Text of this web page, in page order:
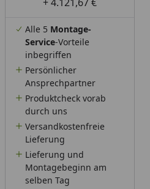
Alle 5 Montage-
Service-Vorteile
inbegriffen
Persönlicher
Ansprechpartner
Produktcheck vorab
durch uns
Versandkostenfreie
Lieferung
Lieferung und
Montagebeginn am
selben Tag